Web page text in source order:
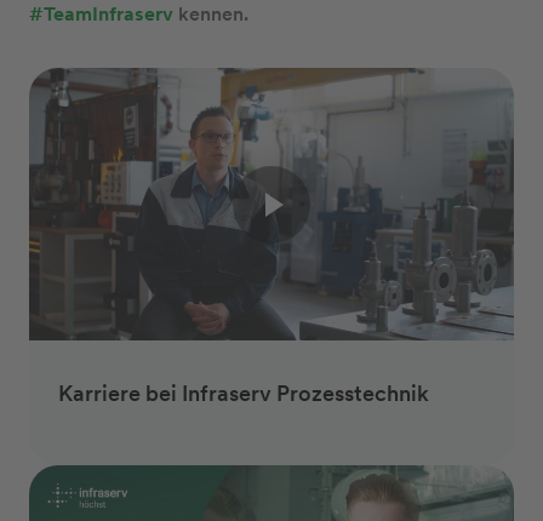
#TeamInfraserv kennen.
Karriere bei Infraserv Prozesstechnik